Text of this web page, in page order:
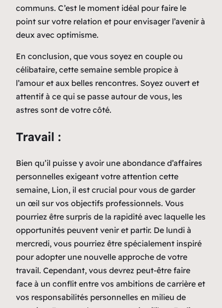
communs. C’est le moment idéal pour faire le
point sur votre relation et pour envisager l’avenir à
deux avec optimisme.
En conclusion, que vous soyez en couple ou
célibataire, cette semaine semble propice à
l’amour et aux belles rencontres. Soyez ouvert et
attentif à ce qui se passe autour de vous, les
astres sont de votre côté.
Travail :
Bien qu’il puisse y avoir une abondance d’affaires
personnelles exigeant votre attention cette
semaine, Lion, il est crucial pour vous de garder
un œil sur vos objectifs professionnels. Vous
pourriez être surpris de la rapidité avec laquelle les
opportunités peuvent venir et partir. De lundi à
mercredi, vous pourriez être spécialement inspiré
pour adopter une nouvelle approche de votre
travail. Cependant, vous devrez peut-être faire
face à un conflit entre vos ambitions de carrière et
vos responsabilités personnelles en milieu de